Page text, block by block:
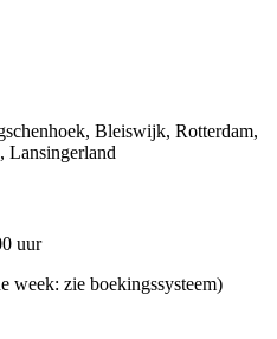
Bleiswijk, Rotterdam,
Lansingerland
uur
week: zie boekingssysteem)